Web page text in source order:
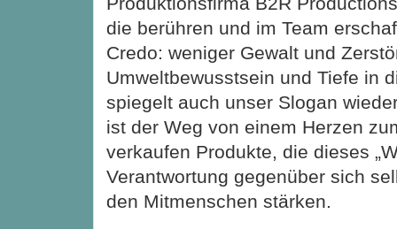
die berühren und im Team
Credo: weniger Gewalt und
Umweltbewusstsein und Tiefe in
spiegelt auch unser Slogan
ist der Weg von einem Herzen
verkaufen Produkte, die dieses
Verantwortung gegenüber sich
den Mitmenschen stärken.